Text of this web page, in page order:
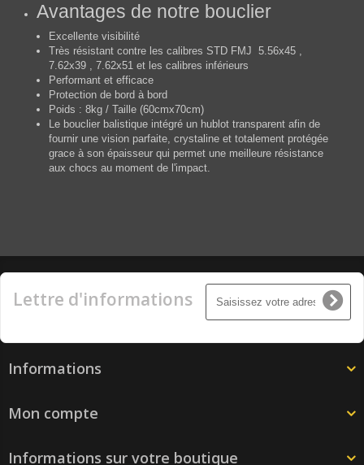
Avantages de notre bouclier
Excellente visibilité
Très résistant contre les calibres STD FMJ 5.56x45 ,
7.62x39 , 7.62x51 et les calibres inférieurs
Performant et efficace
Protection de bord à bord
Poids : 8kg / Taille (60cmx70cm)
Le bouclier balistique intégré un hublot transparent afin de
fournir une vision parfaite, crystaline et totalement protégée
grace à son épaisseur qui permet une meilleure résistance
aux chocs au moment de l'impact.
Lettre d'informations
Informations
Mon compte
Informations sur votre boutique